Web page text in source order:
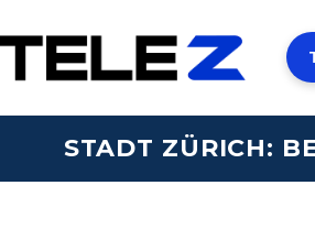
STADT ZÜRICH: